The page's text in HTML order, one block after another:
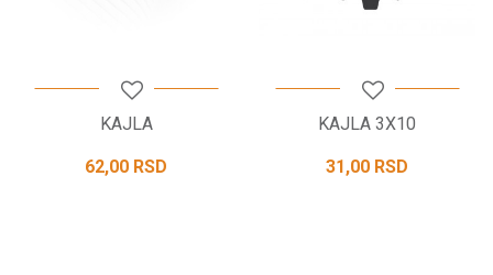
KAJLA
62,00 RSD
KAJLA 3X10
31,00 RSD